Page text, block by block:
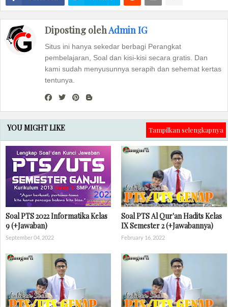
Diposting olehAdmin IG
Situs ini hanya sekedar berbagi Perangkat
pembelajaran, Soal dan kisi-kisi secara gratis. Dan
kami sudah menyusunnya serapih dan sehemat kertas
tentunya.
YOU MIGHT LIKE Tampilkan selengkapnya
Soal PTS 2022 Informatika Kelas
9 (+Jawaban)
September 04, 2022
Soal PTS Al Qur'an Hadits Kelas
IX Semester 2 (+Jawabannya)
February 16, 2022